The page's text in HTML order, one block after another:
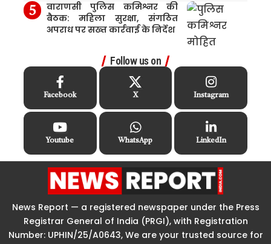
वाराणसी पुलिस कमिश्नर की
बैठक: महिला सुरक्षा, संगठित
अपराध पर सख्त कार्रवाई के निर्देश
Follow us on
Facebook X Instagram
Youtube WhatsApp LinkedIn
News Report — a registered newspaper under the Press
Registrar General of India (PRGI), with Registration
Number: UPHIN/25/A0643, We are your trusted source for